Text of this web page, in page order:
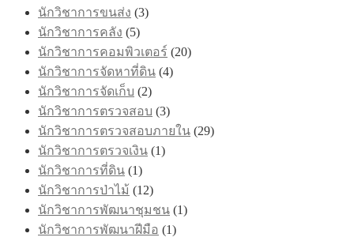
นักวิชาการขนส่ง (3)
นักวิชาการคลัง (5)
นักวิชาการคอมพิวเตอร์ (20)
นักวิชาการจัดหาที่ดิน (4)
นักวิชาการจัดเก็บ (2)
นักวิชาการตรวจสอบ (3)
นักวิชาการตรวจสอบภายใน (29)
นักวิชาการตรวจเงิน (1)
นักวิชาการที่ดิน (1)
นักวิชาการป่าไม้ (12)
นักวิชาการพัฒนาชุมชน (1)
นักวิชาการพัฒนาฝีมือ (1)